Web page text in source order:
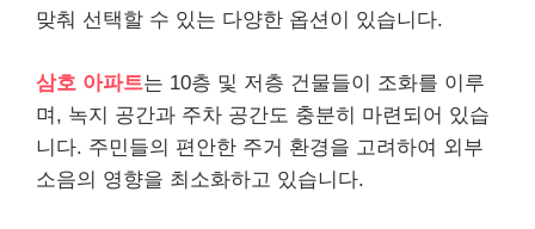
맞춰 선택할 수 있는 다양한 옵션이 있습니다.
삼호 아파트는 10층 및 저층 건물들이 조화를 이루
며, 녹지 공간과 주차 공간도 충분히 마련되어 있습
니다. 주민들의 편안한 주거 환경을 고려하여 외부
소음의 영향을 최소화하고 있습니다.